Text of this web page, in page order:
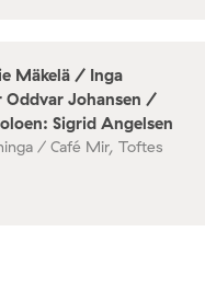
Mäkelä / Inga
Johansen /
Sigrid Angelsen
/ Café Mir, Toftes